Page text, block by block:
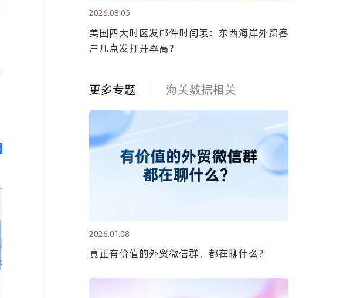
2026.08.05
美国四大时区发邮件时间表：东西海岸外贸客
户几点发打开率高？
更多专题 海关数据相关
2026.01.08
真正有价值的外贸微信群，都在聊什么？